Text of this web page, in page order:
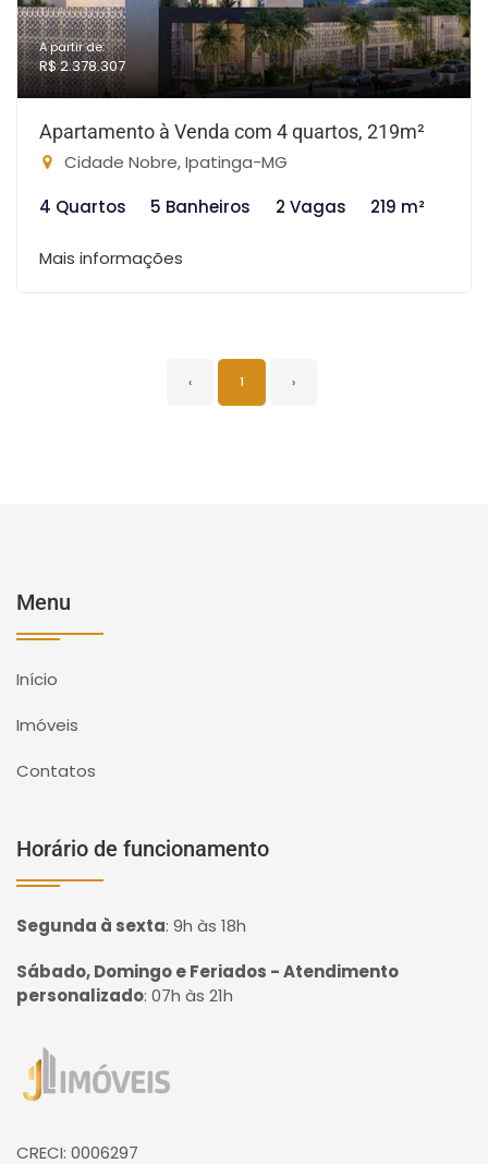
A partir de:
R$ 2.378.307
Apartamento à Venda com 4 quartos, 219m²
Cidade Nobre, Ipatinga-MG
4 Quartos
5 Banheiros 2 Vagas 219 m²
Mais informações
‹ 1 ›
Menu
Início
Imóveis
Contatos
Horário de funcionamento
Segunda à sexta: 9h às 18h
Sábado, Domingo e Feriados - Atendimento
personalizado: 07h às 21h
Página inicial
CRECI: 0006297